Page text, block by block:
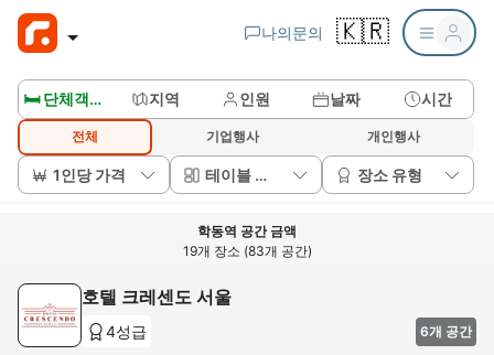
나의문의 🇰🇷
🛏️ 단체객실보기 지역 인원 날짜 시간
전체 기업행사 개인행사
1인당 가격 테이블 배치 장소 유형
학동역 공간 금액
19개 장소 (83개 공간)
호텔 크레센도 서울
4성급 6개 공간